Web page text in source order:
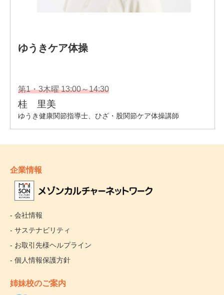
企業情報
- 会社情報
- サステナビリティ
- お取引先様ヘルプライン
- 個人情報保護方針
姉妹校のご案内